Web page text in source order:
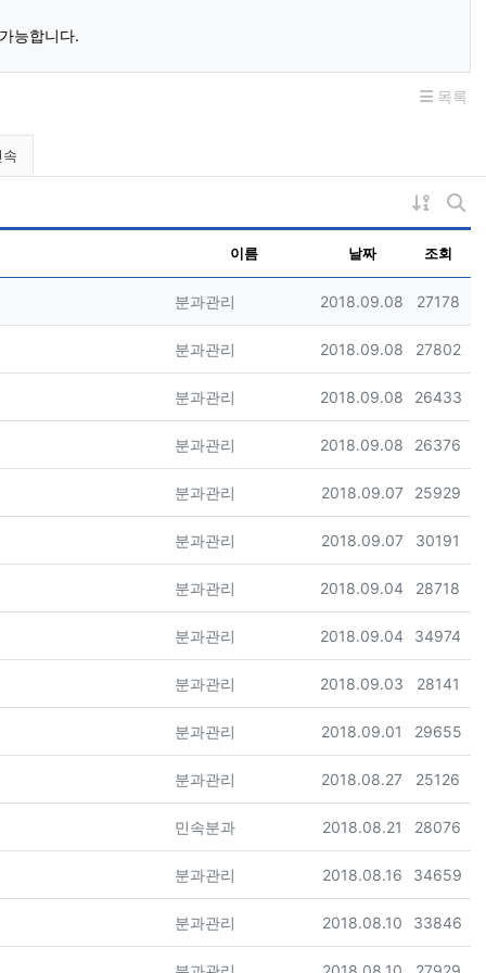
능합니다.
목록
게시물
게
이름 날짜 조회
등록자
분과관리 등록일
2018.09.08 조회
27178
등록자
분과관리 등록일
2018.09.08 조회
27802
등록자
분과관리 등록일
2018.09.08 조회
26433
등록자
분과관리 등록일
2018.09.08 조회
26376
등록자
분과관리 등록일
2018.09.07 조회
25929
등록자
분과관리 등록일
2018.09.07 조회
30191
등록자
분과관리 등록일
2018.09.04 조회
28718
등록자
분과관리 등록일
2018.09.04 조회
34974
등록자
분과관리 등록일
2018.09.03 조회
28141
등록자
분과관리 등록일
2018.09.01 조회
29655
등록자
분과관리 등록일
2018.08.27 조회
25126
등록자
민속분과 등록일
2018.08.21 조회
28076
등록자
분과관리 등록일
2018.08.16 조회
34659
등록자
분과관리 등록일
2018.08.10 조회
33846
등록자 등록일 조회